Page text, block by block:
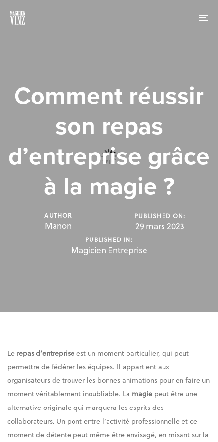
links
Comment réussir
son repas
d’entreprise grâce
à la magie ?
AUTHOR
Manon
PUBLISHED ON:
29 mars 2023
PUBLISHED IN:
Magicien Entreprise
Le repas d’entrepriseest un moment particulier, qui peut
permettre de fédérer les équipes. Il appartient aux
organisateurs de trouver les bonnes animations pour en faire un
moment véritablement inoubliable. La magie peut être une
alternative originale qui marquera les esprits des
collaborateurs. Un pont entre l’activité professionnelle et ce
moment de détente peut même être envisagé, en misant sur la